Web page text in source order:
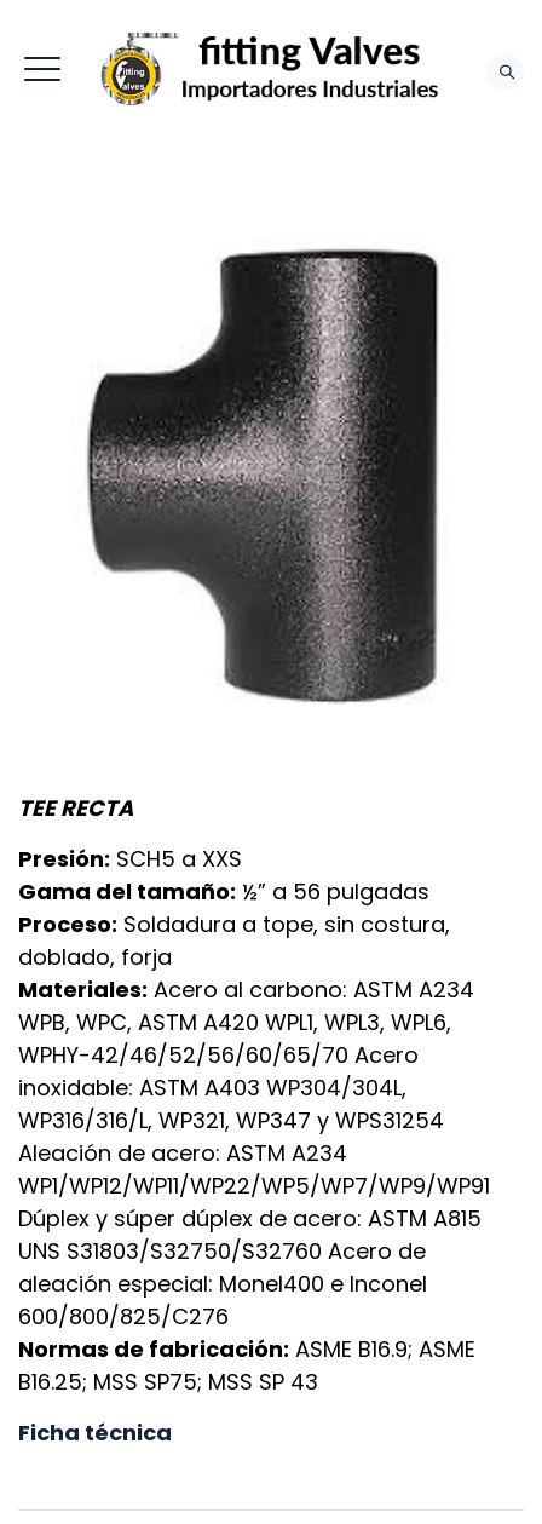
TEE RECTA
Presión: SCH5 a XXS
Gama del tamaño: ½” a 56 pulgadas
Proceso: Soldadura a tope, sin costura,
doblado, forja
Materiales: Acero al carbono: ASTM A234
WPB, WPC, ASTM A420 WPL1, WPL3, WPL6,
WPHY-42/46/52/56/60/65/70 Acero
inoxidable: ASTM A403 WP304/304L,
WP316/316/L, WP321, WP347 y WPS31254
Aleación de acero: ASTM A234
WP1/WP12/WP11/WP22/WP5/WP7/WP9/WP91
Dúplex y súper dúplex de acero: ASTM A815
UNS S31803/S32750/S32760 Acero de
aleación especial: Monel400 e Inconel
600/800/825/C276
Normas de fabricación: ASME B16.9; ASME
B16.25; MSS SP75; MSS SP 43
Ficha técnica